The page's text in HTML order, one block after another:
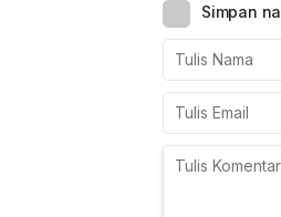
Simpan